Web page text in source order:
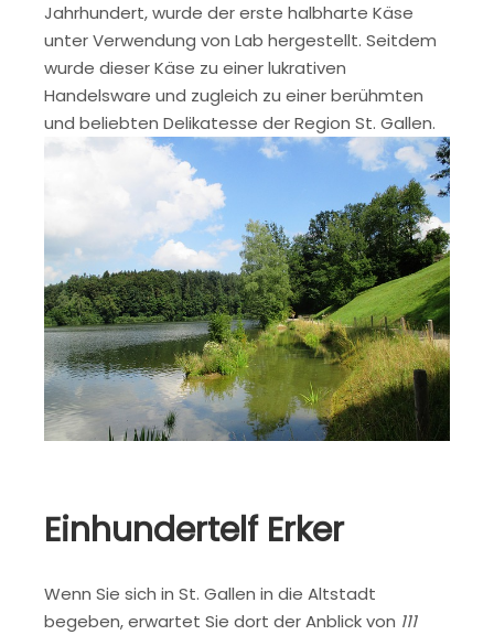
Jahrhundert, wurde der erste halbharte Käse
unter Verwendung von Lab hergestellt. Seitdem
wurde dieser Käse zu einer lukrativen
Handelsware und zugleich zu einer berühmten
und beliebten Delikatesse der Region St. Gallen.
Einhundertelf Erker
Wenn Sie sich in St. Gallen in die Altstadt
begeben, erwartet Sie dort der Anblick von 111